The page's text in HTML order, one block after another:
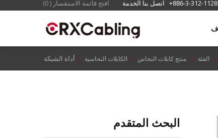
افتح قائمة الاستفسار (
) +886-3-312-1128
الفئة منتج كابلات النحاس الكابلات النحاسية أداة الشبكة
البحث المتقدم